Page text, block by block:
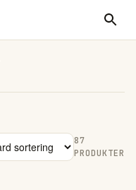
87
PRODUKTER